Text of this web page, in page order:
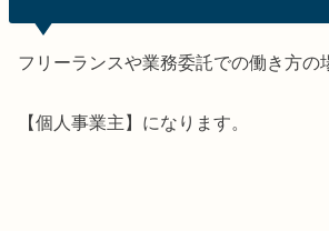
フリーランスや業務委託での働き方の
【個人事業主】になります。